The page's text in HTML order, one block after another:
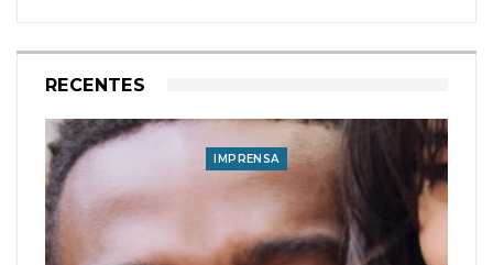
RECENTES
IMPRENSA